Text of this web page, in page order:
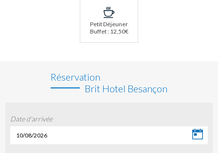
Petit Déjeuner
Buffet : 12,50€
Réservation
Brit Hotel Besançon
Date d'arrivée
10/08/2026